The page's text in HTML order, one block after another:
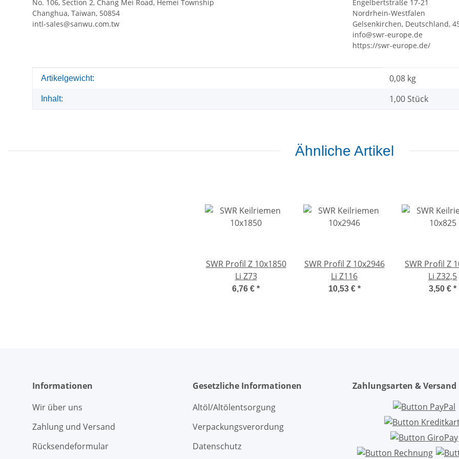
No. 106, Section 2, Chang Mei Road, Hemei Township
Changhua, Taiwan, 50854
intl-sales@sanwu.com.tw
Engelbertstraße 17-21
Nordrhein-Westfalen
Gelsenkirchen, Deutschland,
info@swr-europe.de
https://swr-europe.de/
Produkteigenschaft
Wert
Artikelgewicht: 0,08 kg
Inhalt: 1,00 Stück
Ähnliche Artikel
SWR Profil Z 10x1850
Li Z73
6,76 € *
SWR Profil Z 10x2946
Li Z116
10,53 € *
SWR Profil Z
Li Z32,5
3,50 € *
Informationen
Wir über uns
Zahlung und Versand
Rücksendeformular
Gesetzliche Informationen
Altöl/Altölentsorgung
Verpackungsverordung
Datenschutz
Zahlungsarten & Versand